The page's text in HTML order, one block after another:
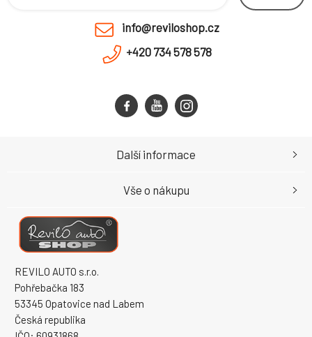
info@reviloshop.cz
+420 734 578 578
REVILO AUTO s.r.o.
Pohřebačka 183
53345 Opatovice nad Labem
Česká republika
Další informace
Vše o nákupu